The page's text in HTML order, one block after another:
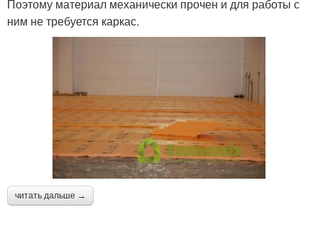
Поэтому материал механически прочен и для работы с
ним не требуется каркас.
читать дальше →